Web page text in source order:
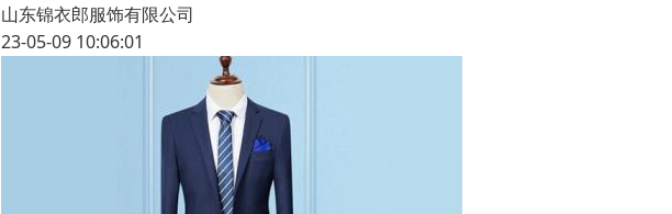
山东锦衣郎服饰有限公司
23-05-09 10:06:01